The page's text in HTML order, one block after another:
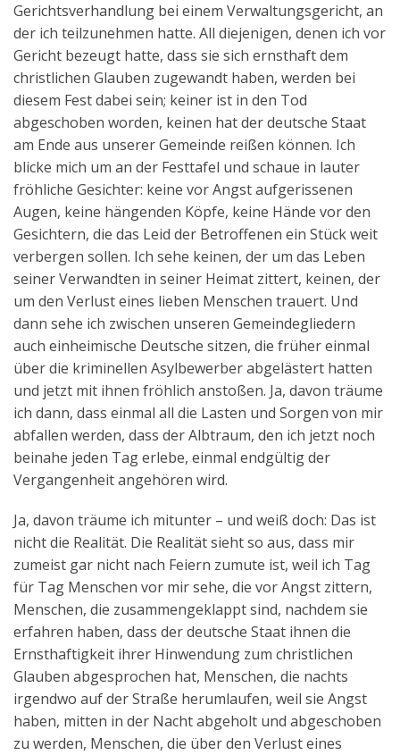
Aktuelles
Kontakt
English
Gerichtsverhandlung bei einem Verwaltungsgericht, an
der ich teilzunehmen hatte. All diejenigen, denen ich vor
Gericht bezeugt hatte, dass sie sich ernsthaft dem
christlichen Glauben zugewandt haben, werden bei
diesem Fest dabei sein; keiner ist in den Tod
abgeschoben worden, keinen hat der deutsche Staat
am Ende aus unserer Gemeinde reißen können. Ich
blicke mich um an der Festtafel und schaue in lauter
fröhliche Gesichter: keine vor Angst aufgerissenen
Augen, keine hängenden Köpfe, keine Hände vor den
Gesichtern, die das Leid der Betroffenen ein Stück weit
verbergen sollen. Ich sehe keinen, der um das Leben
seiner Verwandten in seiner Heimat zittert, keinen, der
um den Verlust eines lieben Menschen trauert. Und
dann sehe ich zwischen unseren Gemeindegliedern
auch einheimische Deutsche sitzen, die früher einmal
über die kriminellen Asylbewerber abgelästert hatten
und jetzt mit ihnen fröhlich anstoßen. Ja, davon träume
ich dann, dass einmal all die Lasten und Sorgen von mir
abfallen werden, dass der Albtraum, den ich jetzt noch
beinahe jeden Tag erlebe, einmal endgültig der
Vergangenheit angehören wird.
Ja, davon träume ich mitunter – und weiß doch: Das ist
nicht die Realität. Die Realität sieht so aus, dass mir
zumeist gar nicht nach Feiern zumute ist, weil ich Tag
für Tag Menschen vor mir sehe, die vor Angst zittern,
Menschen, die zusammengeklappt sind, nachdem sie
erfahren haben, dass der deutsche Staat ihnen die
Ernsthaftigkeit ihrer Hinwendung zum christlichen
Glauben abgesprochen hat, Menschen, die nachts
irgendwo auf der Straße herumlaufen, weil sie Angst
haben, mitten in der Nacht abgeholt und abgeschoben
zu werden, Menschen, die über den Verlust eines